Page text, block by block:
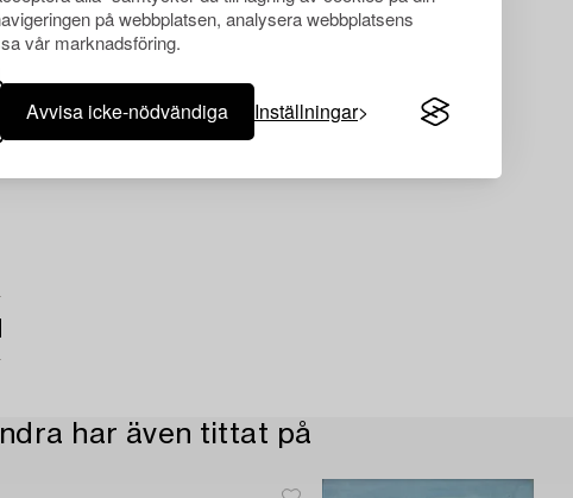
på webbplatsen, analysera webbplatsens
vår marknadsföring.
Avvisa icke-nödvändiga Inställningar
har även tittat på